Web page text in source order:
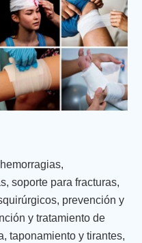
soporte para fracturas,
prevención y
y tratamiento de
taponamiento y tirantes,